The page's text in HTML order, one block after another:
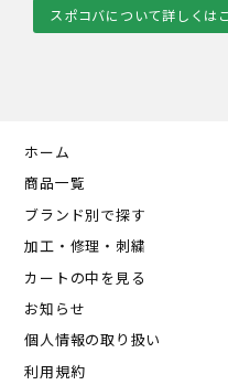
スポコバについて詳しくは
ホーム
商品一覧
ブランド別で探す
加工・修理・刺繍
カートの中を見る
お知らせ
個人情報の取り扱い
利用規約